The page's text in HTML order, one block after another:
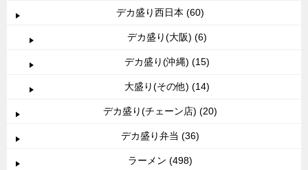
デカ盛り西日本 (60)
デカ盛り(大阪) (6)
デカ盛り(沖縄) (15)
大盛り(その他) (14)
デカ盛り(チェーン店) (20)
デカ盛り弁当 (36)
ラーメン (498)